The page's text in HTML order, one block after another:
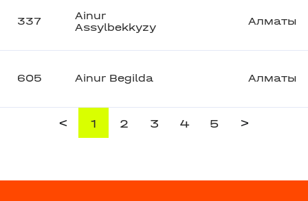
337
Ainur
Assylbekkyzy
Алматы
605 Ainur Begilda Алматы
< 1 2 3 4 5 >